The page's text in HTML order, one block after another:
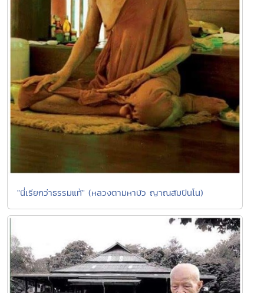
"นี่เรียกว่าธรรมแท้" (หลวงตามหาบัว ญาณสัมปันโน)